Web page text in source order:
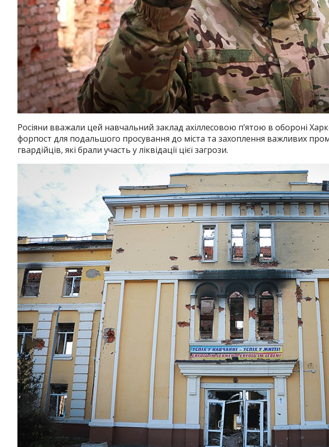
Росіяни вважали цей навчальний заклад ахіллесовою п’ятою в обороні
форпост для подальшого просування до міста та захоплення важливих
гвардійців, які брали участь у ліквідації цієї загрози.
Instagram
FacebookTwitter Youtube